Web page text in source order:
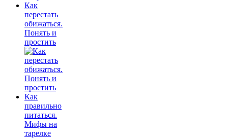
Как
перестать
обижаться.
Понять и
простить
Как
правильно
питаться.
Мифы на
тарелке